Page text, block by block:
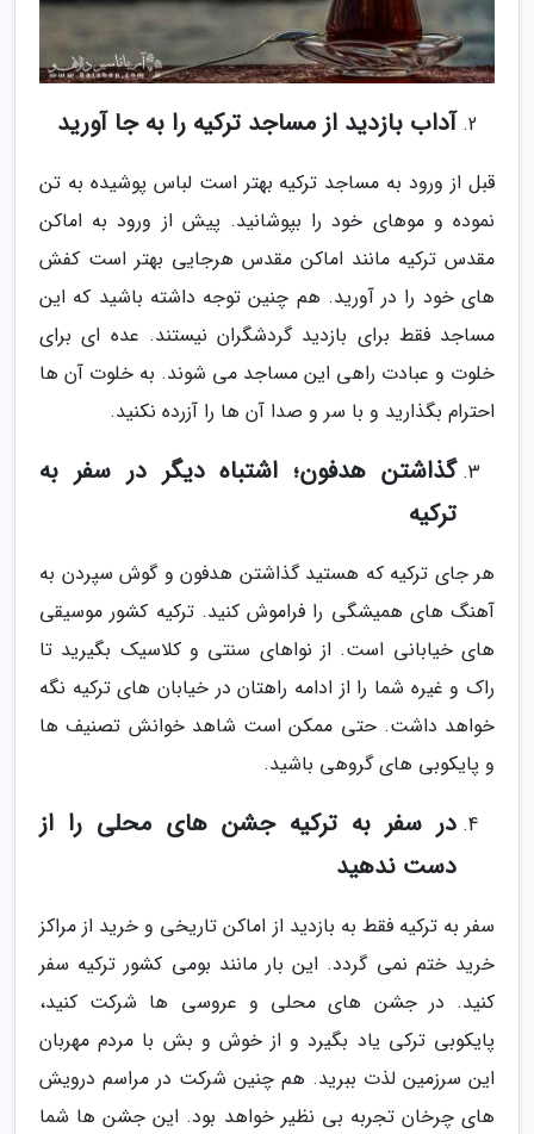
آداب بازدید از مساجد ترکیه را به جا آورید
قبل از ورود به مساجد ترکیه بهتر است لباس پوشیده به تن
نموده و موهای خود را بپوشانید. پیش از ورود به اماکن
مقدس ترکیه مانند اماکن مقدس هرجایی بهتر است کفش
های خود را در آورید. هم چنین توجه داشته باشید که این
مساجد فقط برای بازدید گردشگران نیستند. عده ای برای
خلوت و عبادت راهی این مساجد می شوند. به خلوت آن ها
احترام بگذارید و با سر و صدا آن ها را آزرده نکنید.
گذاشتن هدفون؛ اشتباه دیگر در سفر به
ترکیه
هر جای ترکیه که هستید گذاشتن هدفون و گوش سپردن به
آهنگ های همیشگی را فراموش کنید. ترکیه کشور موسیقی
های خیابانی است. از نواهای سنتی و کلاسیک بگیرید تا
راک و غیره شما را از ادامه راهتان در خیابان های ترکیه نگه
خواهد داشت. حتی ممکن است شاهد خوانش تصنیف ها
و پایکوبی های گروهی باشید.
در سفر به ترکیه جشن های محلی را از
دست ندهید
سفر به ترکیه فقط به بازدید از اماکن تاریخی و خرید از مراکز
خرید ختم نمی گردد. این بار مانند بومی کشور ترکیه سفر
کنید. در جشن های محلی و عروسی ها شرکت کنید،
پایکوبی ترکی یاد بگیرد و از خوش و بش با مردم مهربان
این سرزمین لذت ببرید. هم چنین شرکت در مراسم درویش
های چرخان تجربه بی نظیر خواهد بود. این جشن ها شما